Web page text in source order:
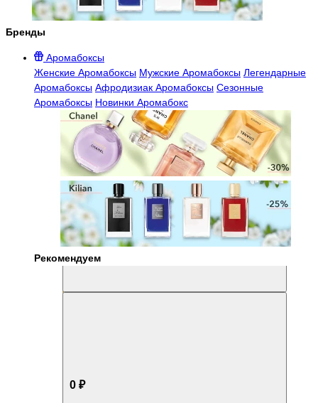
Бренды
Аромабоксы
Женские Аромабоксы Мужские Аромабоксы Легендарные
Аромабоксы Афродизиак Аромабоксы Сезонные
Аромабоксы Новинки Аромабокс
Рекомендуем
0 ₽